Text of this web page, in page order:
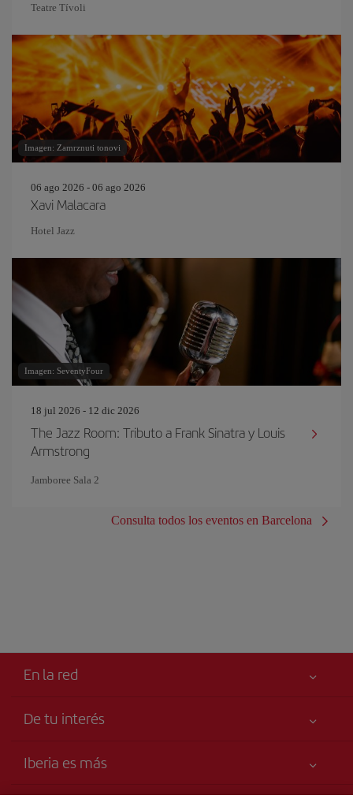
Teatre Tívoli
Imagen: Zamrznuti tonovi
06 ago 2026 - 06 ago 2026
Xavi Malacara
Hotel Jazz
Imagen: SeventyFour
18 jul 2026 - 12 dic 2026
The Jazz Room: Tributo a Frank Sinatra y Louis
Armstrong
Jamboree Sala 2
Consulta todos los eventos en Barcelona
En la red
De tu interés
Declaración de accesibilidad
Compromiso de servicio
Iberia es más